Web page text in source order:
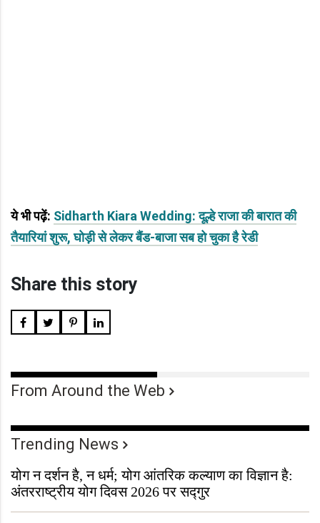
ये भी पढ़ें: Sidharth Kiara Wedding: दूल्हे राजा की बारात की
तैयारियां शुरू, घोड़ी से लेकर बैंड-बाजा सब हो चुका है रेडी
Share this story
From Around the Web
Trending News
योग न दर्शन है, न धर्म; योग आंतरिक कल्याण का विज्ञान है:
अंतरराष्ट्रीय योग दिवस 2026 पर सद्गुर